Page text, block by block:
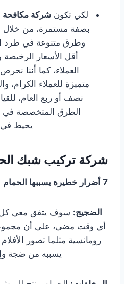
لكي تكونشركة مكافحة
بصفة مستمرة، من خلال
وطرق متنوعة في طرد
أقل الأسعار
العملاء، كما أننا
متميزة للعملاء الكرام،
نصف أو ربع العام،
الطرق المتخصصة في
يحيط في
شركة تركيب شبك
7 أضرار خطيرة يسببها الحمام
الضجيج: سوف يتفق معي كل
أي وقت مضى، على أن
رومانسية مثلما تصور
يسببه من ضجة